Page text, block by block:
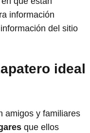
información
del sitio
ideal
amigos y familiares
que ellos